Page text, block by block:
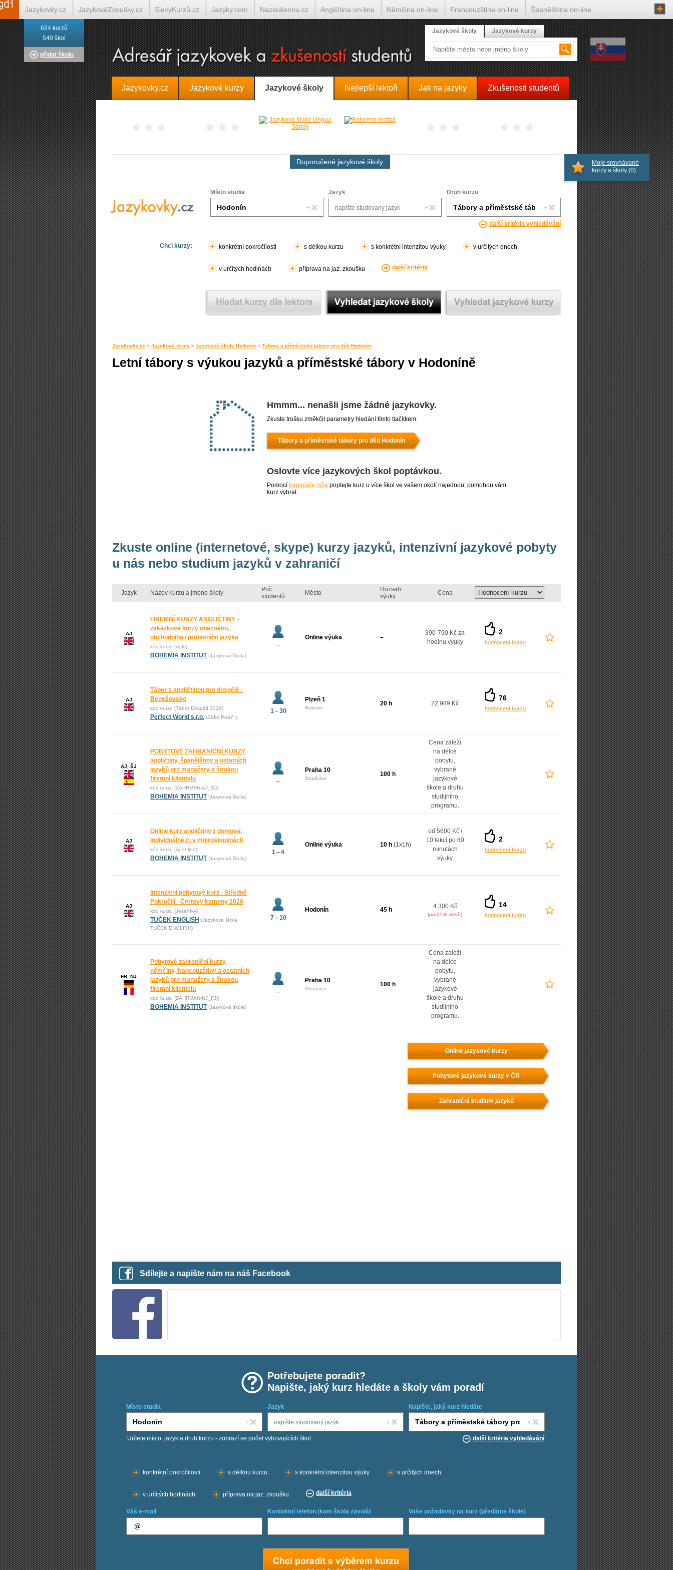
Jazykovky.cz Jazykové kurzy Jazykové školy Nejlepší lektoři Jak na jazyky Zkušenosti studentů
Doporučené jazykové školy
Místo studia Jazyk Druh kurzu
další kritéria vyhledávání
Chci kurzy: konkrétní pokročilosti s délkou kurzu s konkrétní intenzitou výuky v určitých dnech
v určitých hodinách příprava na jaz. zkoušku další kritéria
Jazykovky.cz > Jazykové školy > Jazykové školy Hodonín > Tábory a příměstské tábory pro děti Hodonín
Letní tábory s výukou jazyků a příměstské tábory v Hodoníně
Hmmm... nenašli jsme žádné jazykovky.
Zkuste trošku změkčit parametry hledání tímto tlačítkem:
Tábory a příměstské tábory pro děti Hodonín
Oslovte více jazykových škol poptávkou.
Pomocí formuláře níže poptejte kurz u více škol ve vašem okolí najednou; pomohou vám
kurz vybrat.
Zkuste online (internetové, skype) kurzy jazyků, intenzivní jazykové pobyty
u nás nebo studium jazyků v zahraničí
Jazyk Název kurzu a jméno školy
Poč.
studentů
Město
Rozsah
výuky
Cena
AJ
FIREMNÍ KURZY ANGLIČTINY -
zakázkové kurzy obecného,
obchodního i profesního jazyka
kód kurzu (Aj fir)
BOHEMIA INSTITUT (Jazyková škola)
–
Online výuka –
390-790 Kč za
hodinu výuky
2
hodnocení kurzu
AJ
Tábor s angličtinou pro dospělé -
Benešovsko
kód kurzu (Tábor Dospělí 2026)
Perfect World s.r.o. (Sídlo Plzeň )
1 – 30
Plzeň 1
Bolevec
20 h 22 989 Kč
76
hodnocení kurzu
AJ, ŠJ
POBYTOVÉ ZAHRANIČNÍ KURZY
angličtiny, španělštiny a ostatních
jazyků pro manažery a širokou
firemní klientelu
kód kurzu (ZAHRMAN-AJ_SJ)
BOHEMIA INSTITUT (Jazyková škola)
–
Praha 10
Strašnice
100 h
Cena záleží
na délce
pobytu,
vybrané
jazykové
škole a druhu
studijního
programu.
AJ
Online kurz angličtiny z domova:
individuálně či v mikroskupinách
kód kurzu (Aj online)
BOHEMIA INSTITUT (Jazyková škola)
1 – 4
Online výuka 10 h (1x1h)
od 5600 Kč /
10 lekcí po 60
minutách
výuky
2
hodnocení kurzu
AJ
Intenzivní pobytový kurz - Středně
Pokročilí - Čertovy kameny 2026
kód kurzu (Jeseníky)
TUČEK ENGLISH (Jazyková škola
TUČEK ENGLISH)
7 – 10
Hodonín 45 h 4 300 Kč
(po 25% slevě)
14
hodnocení kurzu
FR, NJ
Pobytové zahraniční kurzy
němčiny, francouzštiny a ostatních
jazyků pro manažery a širokou
firemní klientelu
kód kurzu (ZAHRMAN-NJ_FJ))
BOHEMIA INSTITUT (Jazyková škola)
–
Praha 10
Strašnice
100 h
Cena záleží
na délce
pobytu,
vybrané
jazykové
škole a druhu
studijního
programu.
Online jazykové kurzy
Pobytové jazykové kurzy v ČR
Zahraniční studium jazyků
Sdílejte a napište nám na náš Facebook
Potřebujete poradit?
Napište, jaký kurz hledáte a školy vám poradí
Místo studia Jazyk Napište, jaký kurz hledáte
Určete místo, jazyk a druh kurzu - zobrazí se počet vyhovujících škol další kritéria vyhledávání
konkrétní pokročilosti
s délkou kurzu s konkrétní intenzitou výuky v určitých dnech
v určitých hodinách příprava na jaz. zkoušku další kritéria
Váš e-mail Kontaktní telefon (kam škola zavolá) Vaše požadavky na kurz (předáme škole)
Moje srovnávané
kurzy a školy (0)
624 kurzů
540 škol
přidat školu
Jazykové školy Jazykové kurzy
Jazykovky.cz JazykovéZkoušky.cz SlevyKurzů.cz Jazyky.com Nazkušenou.cz Angličtina on-line Němčina on-line Francouzština on-line Španělština on-line
Italština on-line Tlumočení-Překlady.cz Překládá.cz Tlumočí.cz